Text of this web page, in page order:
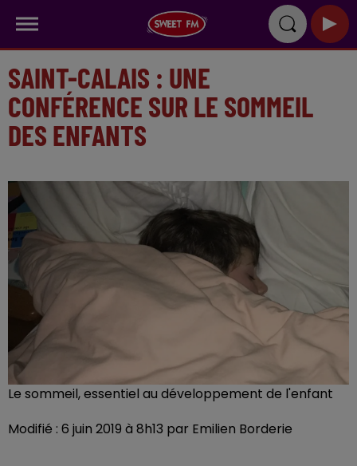
SAINT-CALAIS : UNE
CONFÉRENCE SUR LE SOMMEIL
DES ENFANTS
Le sommeil, essentiel au développement de l'enfant
Modifié : 6 juin 2019 à 8h13 par Emilien Borderie